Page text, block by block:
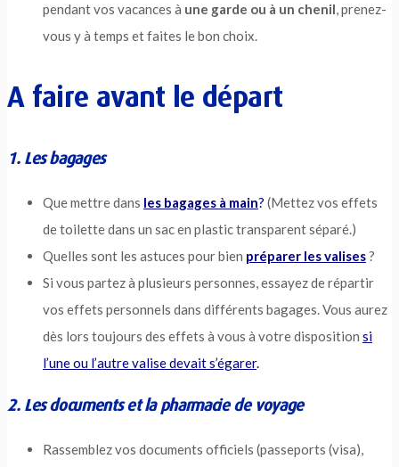
pendant vos vacances à une garde ou à un chenil, prenez-
vous y à temps et faites le bon choix.
A faire avant le départ
1. Les bagages
Que mettre dans les bagages à main? (Mettez vos effets
de toilette dans un sac en plastic transparent séparé.)
Quelles sont les astuces pour bien préparer les valises?
Si vous partez à plusieurs personnes, essayez de répartir
vos effets personnels dans différents bagages. Vous aurez
dès lors toujours des effets à vous à votre disposition si
l’une ou l’autre valise devait s’égarer.
2. Les documents et la pharmacie de voyage
Rassemblez vos documents officiels (passeports (visa),